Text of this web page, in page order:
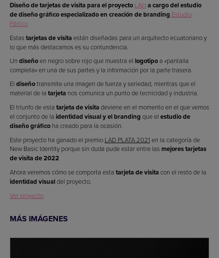
Diseño de tarjetas de visita para el proyecto LAH a cargo del estudio
de diseño gráfico especializado en creación de branding Estudio
Pánico
Estas tarjetas de visitaestán diseñadas para un arquitecto ecuatoriano y
lo que más destacamos es su contundencia.
Un diseñoen negro sobre rojo que muestra el logotipoa «pantalla
completa» en una de sus partes y la información por la parte trasera.
El diseñotransmite una imagen de fuerza y seriedad, mientras que el
material de la tarjeta nos comunica un punto de tecnicidad y industria.
El triunfo de esta tarjeta de visitadeviene en el momento en el que vemos
el conjunto de la identidad visual y el branding que el estudio de
diseño gráfico ha creado para la ocasión.
Este proyecto ha ganado el premio LAD PLATA 2021 en la categoría de
New Basic Identity porque sin duda pude estar entre las mejores tarjetas
de visita de 2022
Ahora veremos cómo se comporta esta tarjeta de visitacon el resto de la
identidad visualdel proyecto.
Ver proyecto
MÁS IMÁGENES